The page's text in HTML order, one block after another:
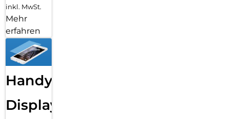
inkl. MwSt.
Mehr
erfahren
Handy
Displayfolie